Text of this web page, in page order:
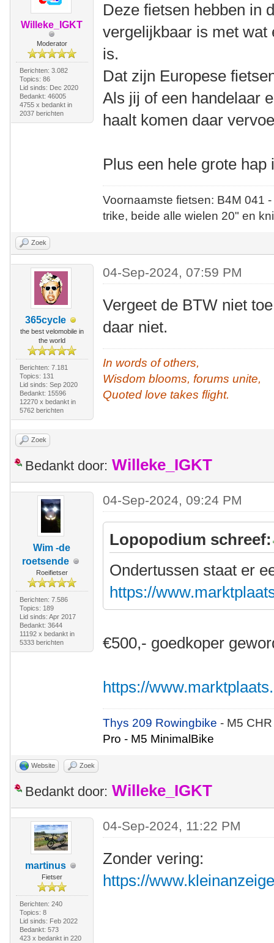
Willeke_IGKT
Moderator
Berichten: 3.082
Topics: 86
Lid sinds: Dec 2020
Bedankt: 46005
4755 x bedankt in
2037 berichten
Deze fietsen hebben in
vergelijkbaar is met wat
is.
Dat zijn Europese
Als jij of een handelaar
haalt komen daar
Plus een hele grote hap
Voornaamste fietsen: B4M
trike, beide alle wielen 20" en
Zoek
365cycle
the best velomobile in
the world
Berichten: 7.181
Topics: 131
Lid sinds: Sep 2020
Bedankt: 15596
12270 x bedankt in
5762 berichten
04-Sep-2024, 07:59 PM
Vergeet de BTW niet
daar niet.
In words of others,
Wisdom blooms, forums unite,
Quoted love takes flight.
Zoek
Bedankt door: Willeke_IGKT
Wim -de
roetsende
Roeifietser
Berichten: 7.586
Topics: 189
Lid sinds: Apr 2017
Bedankt: 3644
11192 x bedankt in
5333 berichten
04-Sep-2024, 09:24 PM
Lopopodium schreef:
Ondertussen staat er
https://
€500,- goedkoper
https://
Thys 209 Rowingbike- M5
Pro - M5 MinimalBike
Website Zoek
Bedankt door: Willeke_IGKT
martinus
Fietser
Berichten: 240
Topics: 8
Lid sinds: Feb 2022
Bedankt: 573
423 x bedankt in 220
04-Sep-2024, 11:22 PM
Zonder vering:
https://